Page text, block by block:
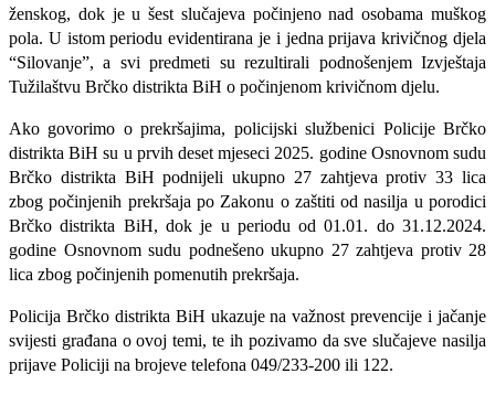
ženskog, dok je u šest slučajeva počinjeno nad osobama muškog
pola. U istom periodu evidentirana je i jedna prijava krivičnog djela
“Silovanje”, a svi predmeti su rezultirali podnošenjem Izvještaja
Tužilaštvu Brčko distrikta BiH o počinjenom krivičnom djelu.
Ako govorimo o prekršajima, policijski službenici Policije Brčko
distrikta BiH su u prvih deset mjeseci 2025. godine Osnovnom sudu
Brčko distrikta BiH podnijeli ukupno 27 zahtjeva protiv 33 lica
zbog počinjenih prekršaja po Zakonu o zaštiti od nasilja u porodici
Brčko distrikta BiH, dok je u periodu od 01.01. do 31.12.2024.
godine Osnovnom sudu podnešeno ukupno 27 zahtjeva protiv 28
lica zbog počinjenih pomenutih prekršaja.
Policija Brčko distrikta BiH ukazuje na važnost prevencije i jačanje
svijesti građana o ovoj temi, te ih pozivamo da sve slučajeve nasilja
prijave Policiji na brojeve telefona 049/233-200 ili 122.